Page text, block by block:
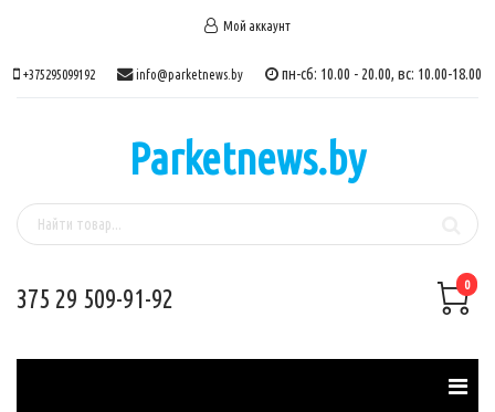
Мой аккаунт
+375295099192 info@parketnews.by пн-сб: 10.00 - 20.00, вс: 10.00-18.00
Parketnews.by
375 29 509-91-92 0